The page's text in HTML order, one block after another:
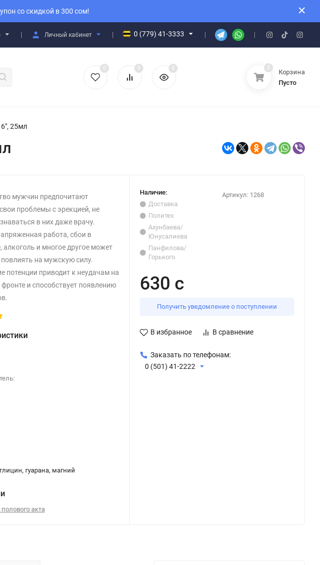
со скидкой в 300 сом!
Личный кабинет 0 (779) 41-3333
0 0 0 0
Корзина
Пусто
25мл
мужчин предпочитают
проблемы с эрекцией, не
в них даже врачу.
работа, сбои в
алкоголь и многое другое может
повлиять на мужскую силу.
потенции приводит к неудачам на
и способствует появлению
гуарана, магний
акта
Наличие:
Доставка
Политех
Ахунбаева/
Юнусалиева
Панфилова/
Горького
Артикул: 1268
630 с
Получить уведомление о поступлении
В избранное В сравнение
Заказать по телефонам:
0 (501) 41-2222